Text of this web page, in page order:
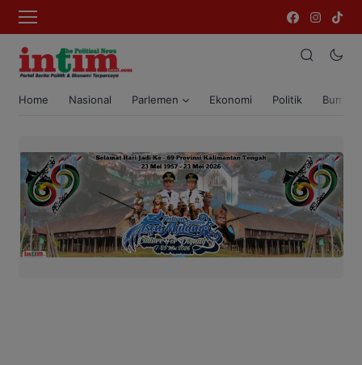
Home Nasional Parlemen Ekonomi Politik Bumi